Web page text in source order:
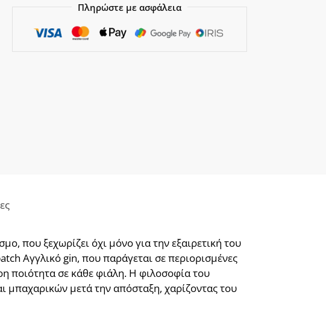
Πληρώστε με ασφάλεια
που ξεχωρίζει όχι μόνο για την εξαιρετική του
Αγγλικό gin, που παράγεται σε περιορισμένες
ποιότητα σε κάθε φιάλη. Η φιλοσοφία του
μπαχαρικών μετά την απόσταξη, χαρίζοντας του